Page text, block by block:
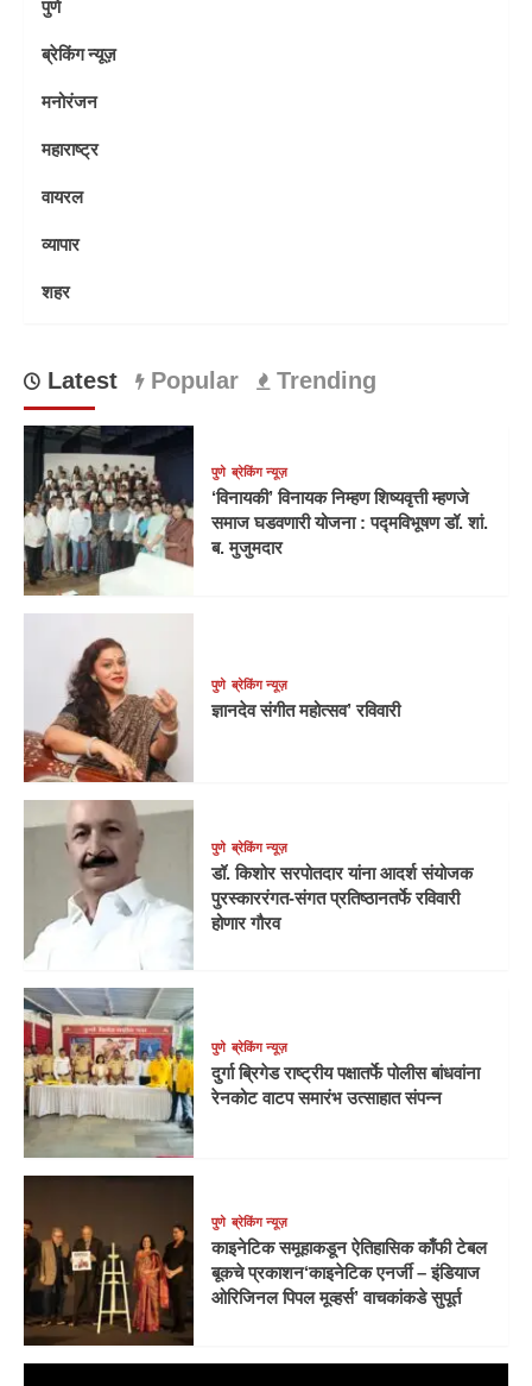
पुणे
ब्रेकिंग न्यूज़
मनोरंजन
महाराष्ट्र
वायरल
व्यापार
शहर
Latest Popular Trending
पुणे ब्रेकिंग न्यूज़
‘विनायकी’ विनायक निम्हण शिष्यवृत्ती म्हणजे
समाज घडवणारी योजना : पद्मविभूषण डॉ. शां.
ब. मुजुमदार
पुणे ब्रेकिंग न्यूज़
ज्ञानदेव संगीत महोत्सव’ रविवारी
पुणे ब्रेकिंग न्यूज़
डॉ. किशोर सरपोतदार यांना आदर्श संयोजक
पुरस्काररंगत-संगत प्रतिष्ठानतर्फे रविवारी
होणार गौरव
पुणे ब्रेकिंग न्यूज़
दुर्गा ब्रिगेड राष्ट्रीय पक्षातर्फे पोलीस बांधवांना
रेनकोट वाटप समारंभ उत्साहात संपन्न
पुणे ब्रेकिंग न्यूज़
काइनेटिक समूहाकडून ऐतिहासिक काँफी टेबल
बूकचे प्रकाशन‘काइनेटिक एनर्जी – इंडियाज
ओरिजिनल पिपल मूव्हर्स’ वाचकांकडे सुपूर्त